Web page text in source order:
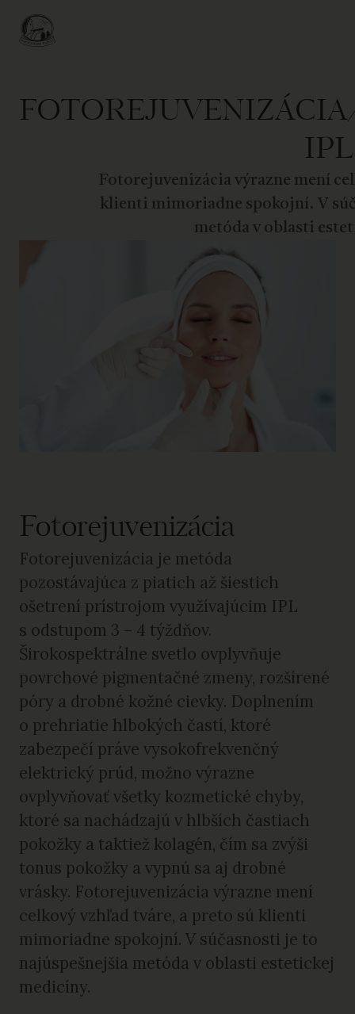
IPL
Fotorejuvenizácia výrazne mení
klienti mimoriadne spokojní. V
metóda v oblasti
Fotorejuvenizácia
Fotorejuvenizácia je metóda
pozostávajúca z piatich až šiestich
ošetrení prístrojom využívajúcim IPL
s odstupom 3 – 4 týždňov.
Širokospektrálne svetlo ovplyvňuje
povrchové pigmentačné zmeny, rozšírené
póry a drobné kožné cievky. Doplnením
o prehriatie hlbokých častí, ktoré
zabezpečí práve vysokofrekvenčný
elektrický prúd, možno výrazne
ovplyvňovať všetky kozmetické chyby,
ktoré sa nachádzajú v hlbších častiach
pokožky a taktiež kolagén, čím sa zvýši
tonus pokožky a vypnú sa aj drobné
vrásky. Fotorejuvenizácia výrazne mení
celkový vzhľad tváre, a preto sú klienti
mimoriadne spokojní. V súčasnosti je to
najúspešnejšia metóda v oblasti estetickej
medicíny.